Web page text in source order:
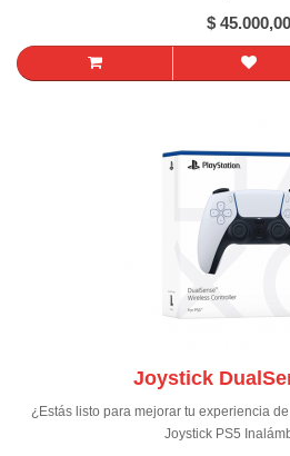
$ 45.000,00
Joystick
¿Estás listo para mejorar tu experiencia
Joystick PS5